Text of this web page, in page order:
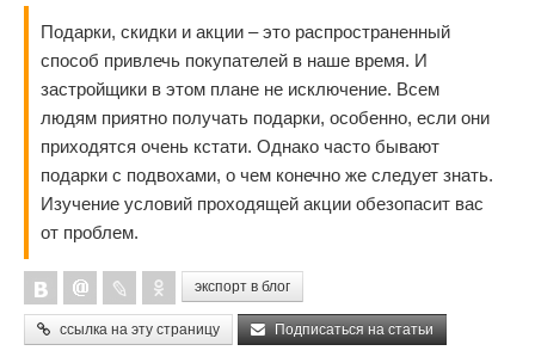
Подарки, скидки и акции – это распространенный
способ привлечь покупателей в наше время. И
застройщики в этом плане не исключение. Всем
людям приятно получать подарки, особенно, если они
приходятся очень кстати. Однако часто бывают
подарки с подвохами, о чем конечно же следует знать.
Изучение условий проходящей акции обезопасит вас
от проблем.
экспорт в блог
ссылка на эту страницу Подписаться на статьи